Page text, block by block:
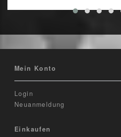
Mein Konto
Login
Neuanmeldung
Einkaufen